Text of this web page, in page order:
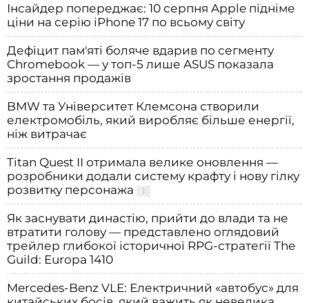
Інсайдер попереджає: 10 серпня Apple підніме
ціни на серію iPhone 17 по всьому світу
Дефіцит пам'яті боляче вдарив по сегменту
Chromebook — у топ-5 лише ASUS показала
зростання продажів
BMW та Університет Клемсона створили
електромобіль, який виробляє більше енергії,
ніж витрачає
Titan Quest II отримала велике оновлення —
розробники додали систему крафту і нову гілку
розвитку персонажа
1
Як заснувати династію, прийти до влади та не
втратити голову — представлено оглядовий
трейлер глибокої історичної RPG-стратегії The
Guild: Europa 1410
Mercedes-Benz VLE: Електричний «автобус» для